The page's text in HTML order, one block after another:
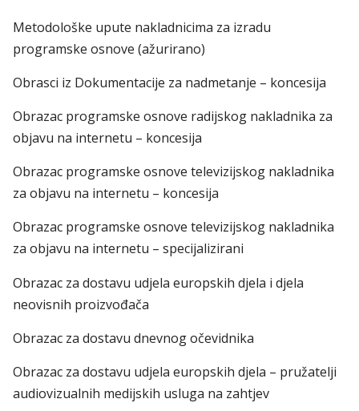
Metodološke upute nakladnicima za izradu
programske osnove (ažurirano)
Obrasci iz Dokumentacije za nadmetanje – koncesija
Obrazac programske osnove radijskog nakladnika za
objavu na internetu – koncesija
Obrazac programske osnove televizijskog nakladnika
za objavu na internetu – koncesija
Obrazac programske osnove televizijskog nakladnika
za objavu na internetu – specijalizirani
Obrazac za dostavu udjela europskih djela i djela
neovisnih proizvođača
Obrazac za dostavu dnevnog očevidnika
Obrazac za dostavu udjela europskih djela – pružatelji
audiovizualnih medijskih usluga na zahtjev